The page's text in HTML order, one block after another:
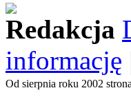
Redakcja
informację
Od sierpnia roku 2002